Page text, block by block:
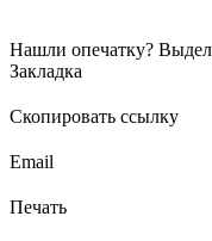
Нашли опечатку?
Закладка
Скопировать ссылку
Email
Печать